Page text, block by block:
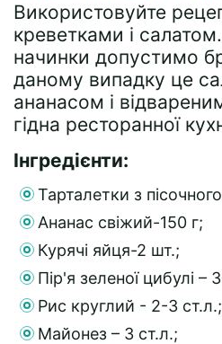
Використовуйте
креветками і
начинки допустимо
даному випадку це
ананасом і
гідна ресторанної
Інгредієнти:
Тарталетки з
Ананас свіжий-150 г;
Курячі яйця-2 шт.;
Пір'я зеленої цибулі –
Рис круглий - 2-3 ст.л.;
Майонез – 3 ст.л.;